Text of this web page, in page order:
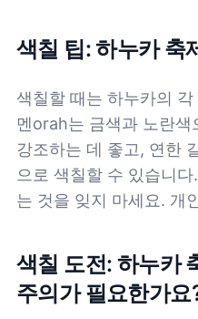
색칠 팁: 하누카 축
색칠할 때는 하누카의
멘orah는 금색과 노란색
강조하는 데 좋고, 연한
으로 색칠할 수 있습니
는 것을 잊지 마세요. 개
색칠 도전: 하누카
주의가 필요한가요